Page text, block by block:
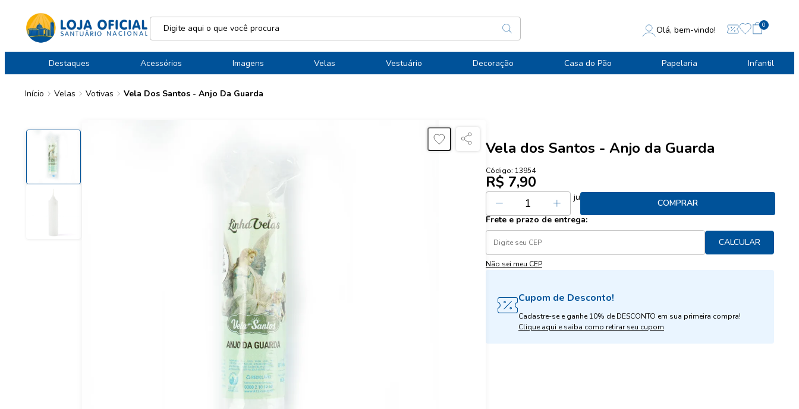
Olá, bem-vindo! 0
Destaques Acessórios Imagens Velas Vestuário Decoração Casa do Pão Papelaria Infantil
Início Velas Votivas Vela Dos Santos - Anjo Da Guarda
Vela dos Santos - Anjo da Guarda
Código: 13954
R$ 7,90
Ou R$ 7,90 sem juros
COMPRAR
Frete e prazo de entrega:
CALCULAR
Não sei meu CEP
Cupom de Desconto!
Cadastre-se e ganhe 10% de DESCONTO em sua primeira compra!
Clique aqui e saiba como retirar seu cupom